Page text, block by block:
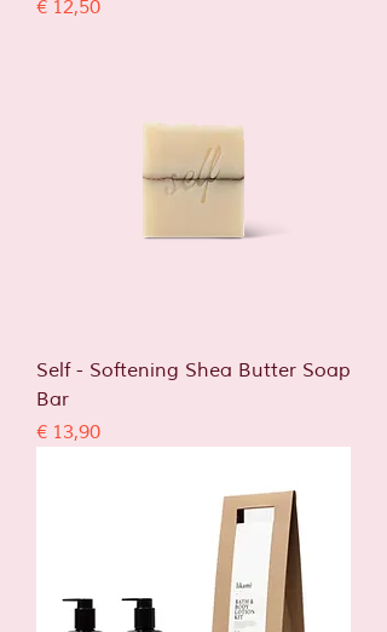
Prijs
€ 12,50
Self - Softening Shea Butter Soap
Bar
Prijs
€ 13,90